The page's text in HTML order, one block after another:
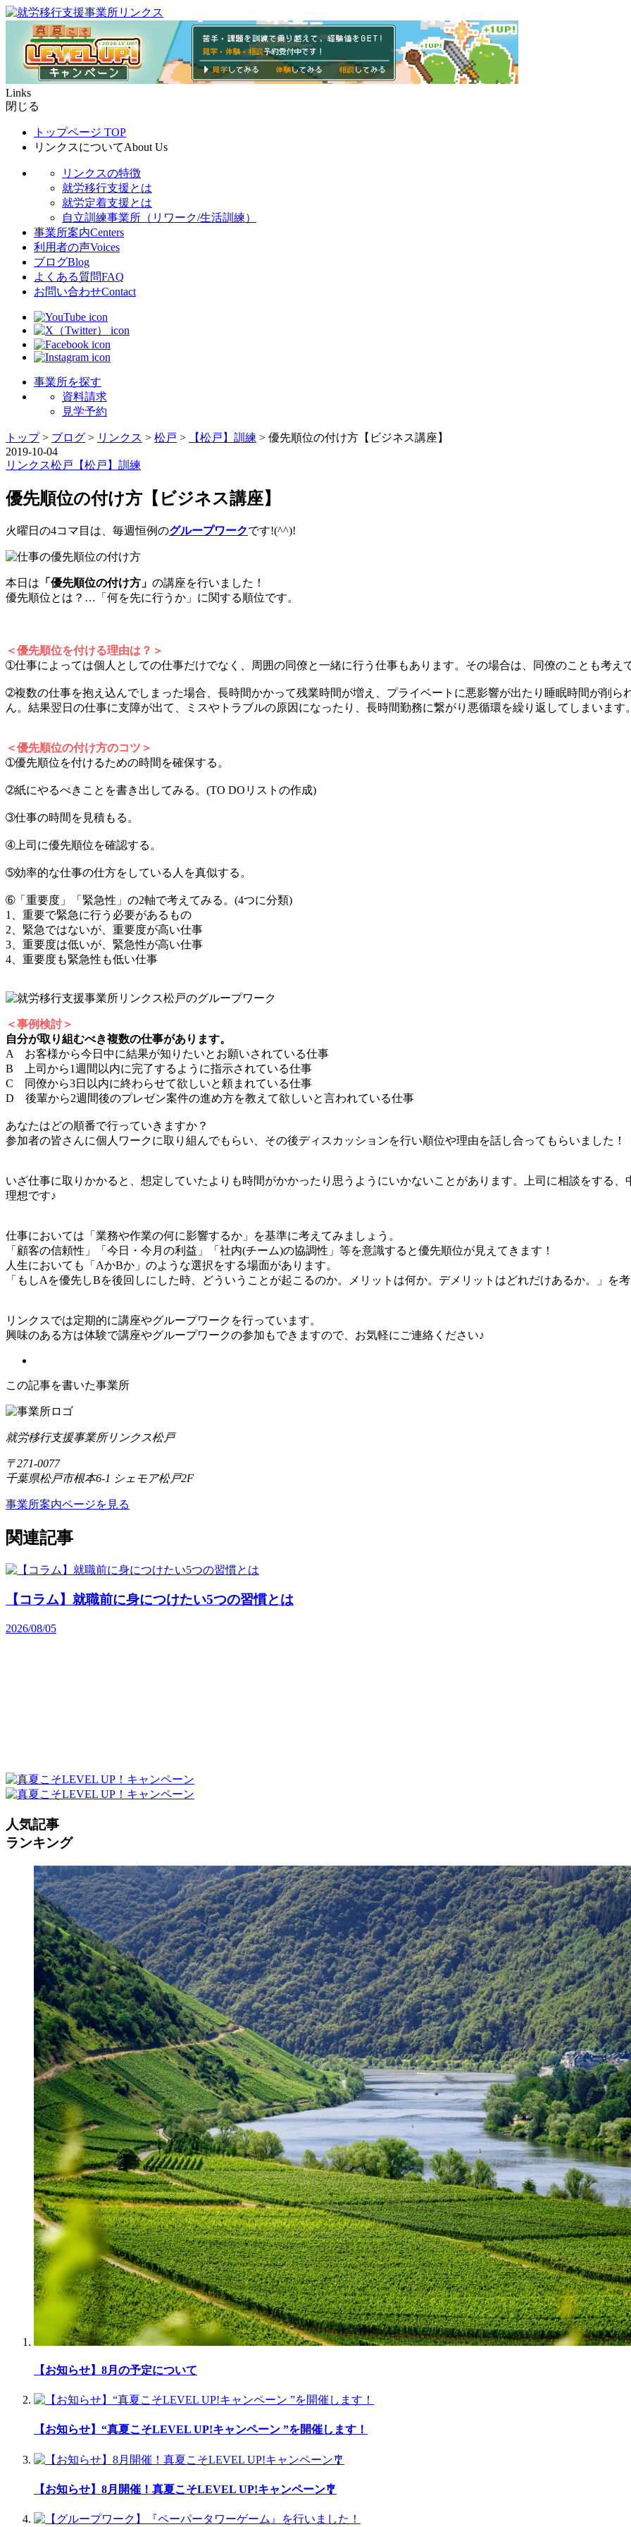
Links
閉じる
トップページ TOP
リンクスについてAbout Us
リンクスの特徴
就労移行支援とは
就労定着支援とは
自立訓練事業所（リワーク/生活訓練）
事業所案内Centers
利用者の声Voices
ブログBlog
よくある質問FAQ
お問い合わせContact
事業所を探す
資料請求
見学予約
トップ> ブログ > リンクス > 松戸 > 【松戸】訓練 > 優先順位の付け方【ビジネス講座】
2019-10-04
リンクス松戸 【松戸】訓練
優先順位の付け方【ビジネス講座】
火曜日の4コマ目は、毎週恒例のグループワークです!(^^)!
本日は 「優先順位の付け方」 の講座を行いました！
優先順位とは？…「何を先に行うか」に関する順位です。
＜優先順位を付ける理由は？＞
➀仕事によっては個人としての仕事だけでなく、周囲の同僚と一緒に行う仕事もあります。その場合は、同僚のことも考え
➁複数の仕事を抱え込んでしまった場合、長時間かかって残業時間が増え、プライベートに悪影響が出たり睡眠時間が削
ん。結果翌日の仕事に支障が出て、ミスやトラブルの原因になったり、長時間勤務に繋がり悪循環を繰り返してしまいます
＜優先順位の付け方のコツ＞
➀優先順位を付けるための時間を確保する。
➁紙にやるべきことを書き出してみる。(TO DOリストの作成)
➂仕事の時間を見積もる。
➃上司に優先順位を確認する。
➄効率的な仕事の仕方をしている人を真似する。
➅「重要度」「緊急性」の2軸で考えてみる。(4つに分類)
1、重要で緊急に行う必要があるもの
2、緊急ではないが、重要度が高い仕事
3、重要度は低いが、緊急性が高い仕事
4、重要度も緊急性も低い仕事
＜事例検討＞
自分が取り組むべき複数の仕事があります。
A お客様から今日中に結果が知りたいとお願いされている仕事
B 上司から1週間以内に完了するように指示されている仕事
C 同僚から3日以内に終わらせて欲しいと頼まれている仕事
D 後輩から2週間後のプレゼン案件の進め方を教えて欲しいと言われている仕事
あなたはどの順番で行っていきますか？
参加者の皆さんに個人ワークに取り組んでもらい、その後ディスカッションを行い順位や理由を話し合ってもらいました！
いざ仕事に取りかかると、想定していたよりも時間がかかったり思うようにいかないことがあります。上司に相談をする
理想です♪
仕事においては「業務や作業の何に影響するか」を基準に考えてみましょう。
「顧客の信頼性」「今日・今月の利益」「社内(チーム)の協調性」等を意識すると優先順位が見えてきます！
人生においても「AかBか」のような選択をする場面があります。
「もしAを優先しBを後回しにした時、どういうことが起こるのか。メリットは何か。デメリットはどれだけあるか。」を
リンクスでは定期的に講座やグループワークを行っています。
興味のある方は体験で講座やグループワークの参加もできますので、お気軽にご連絡ください♪
この記事を書いた事業所
就労移行支援事業所リンクス松戸
〒271-0077
千葉県松戸市根本6-1 シェモア松戸2F
事業所案内ページを見る
関連記事
【コラム】就職前に身につけたい5つの習慣とは
2026/08/05
人気記事
ランキング
【お知らせ】8月の予定について
【お知らせ】“真夏こそLEVEL UP!キャンペーン ”を開催します！
【お知らせ】8月開催！真夏こそLEVEL UP!キャンペーン🎐